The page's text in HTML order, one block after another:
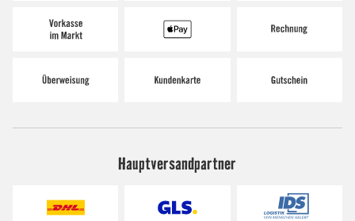
Hauptversandpartner